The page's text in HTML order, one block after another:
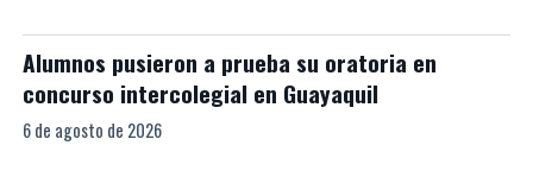
Alumnos pusieron a prueba su oratoria en
concurso intercolegial en Guayaquil
6 de agosto de 2026